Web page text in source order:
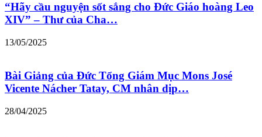
“Hãy cầu nguyện sốt sắng cho Đức Giáo hoàng Leo
XIV” – Thư của Cha…
13/05/2025
Bài Giảng của Đức Tổng Giám Mục Mons José
Vicente Nácher Tatay, CM nhân dịp…
28/04/2025